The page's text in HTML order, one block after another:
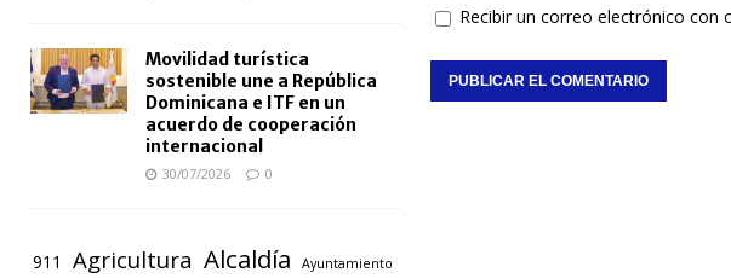
Recibir un correo electrónico con
Movilidad turística
sostenible une a República
Dominicana e ITF en un
acuerdo de cooperación
internacional
30/07/2026 0
911 Agricultura Alcaldía Ayuntamiento